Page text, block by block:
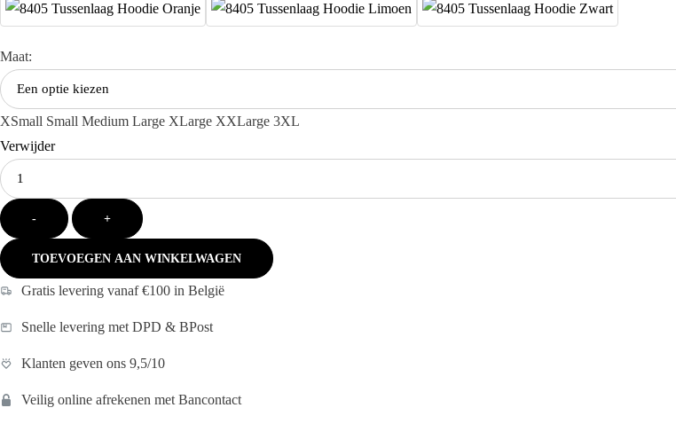
Maat:
XSmall Small Medium Large XLarge XXLarge 3XL
Verwijder
Kies
je
aantal:- +
TOEVOEGEN AAN WINKELWAGEN
Gratis levering vanaf €100 in België
Snelle levering met DPD & BPost
Klanten geven ons 9,5/10
Veilig online afrekenen met Bancontact